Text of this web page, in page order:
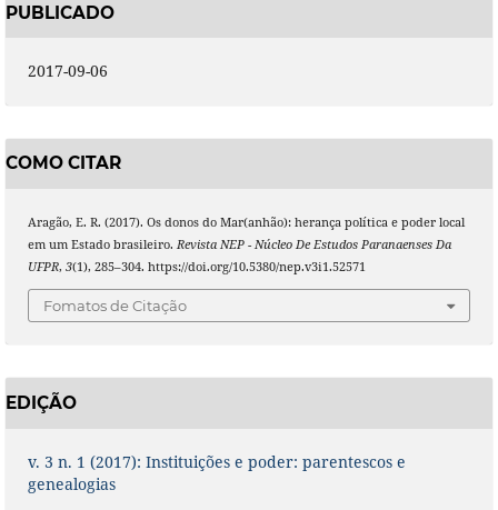
PUBLICADO
2017-09-06
COMO CITAR
Aragão, E. R. (2017). Os donos do Mar(anhão): herança política e poder local
em um Estado brasileiro. Revista NEP - Núcleo De Estudos Paranaenses Da
UFPR, 3(1), 285–304. https://doi.org/10.5380/nep.v3i1.52571
Fomatos de Citação
EDIÇÃO
v. 3 n. 1 (2017): Instituições e poder: parentescos e
genealogias